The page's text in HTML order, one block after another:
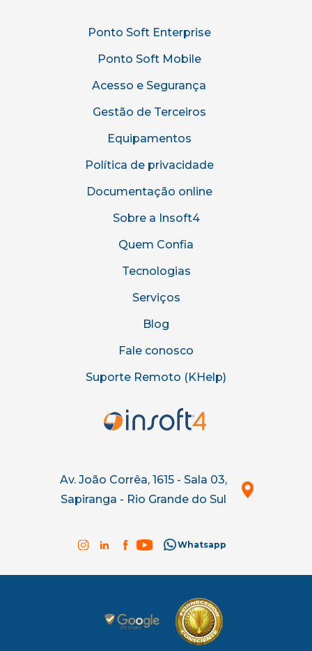
Ponto Soft Enterprise
Ponto Soft Mobile
Acesso e Segurança
Gestão de Terceiros
Equipamentos
Política de privacidade
Documentação online
Sobre a Insoft4
Quem Confia
Tecnologias
Serviços
Blog
Fale conosco
Suporte Remoto (KHelp)
Av. João Corrêa, 1615 - Sala 03,
Sapiranga - Rio Grande do Sul
Whatsapp